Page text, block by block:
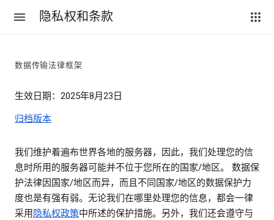
隐私权和条款
数据传输法律框架
生效日期：2025年8月23日
归档版本
我们维护着遍布世界各地的服务器，因此，我们处理您的信
息时所用的服务器可能并不位于您所在的国家/地区。 数据保
护法律因国家/地区而异，而且不同国家/地区的数据保护力
度也是有强有弱。无论我们在哪里处理您的信息，都会一律
采用 隐私权政策中所述的保护措施。另外，我们还会遵守与